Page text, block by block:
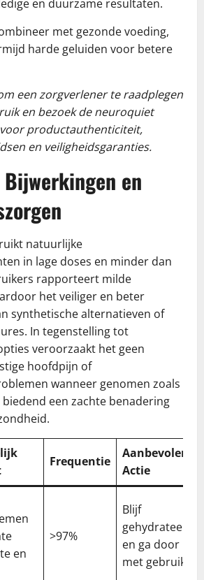
en duurzame resultaten.
met gezonde voeding,
harde geluiden voor betere
een zorgverlener te raadplegen
en bezoek de neuroquiet
productauthenticiteit,
en veiligheidsgaranties.
en
natuurlijke
in lage doses en minder dan
rapporteert milde
het veiliger en beter
synthetische alternatieven of
In tegenstelling tot
veroorzaakt het geen
hoofdpijn of
wanneer genomen zoals
een zachte benadering
Frequentie
Aanbevolen
Actie
en
>97%
Blijf
gehydrateerd
en ga door
met gebruik